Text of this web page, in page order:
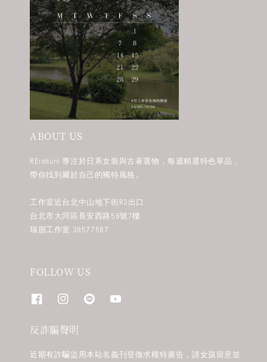
ABOUT US
REreburn 專注於日系女裝與古著選物，每週精選特色單品，
帶你找到屬於自己的獨特風格。
工作室近台北中山地下街R3出口
台北市大同區長安西路58號7樓
瑞朋工作室 38577587
FOLLOW US
反詐騙聲明
近期有詐騙盜用本站名義刊登徵求模特廣告，請女孩留意並